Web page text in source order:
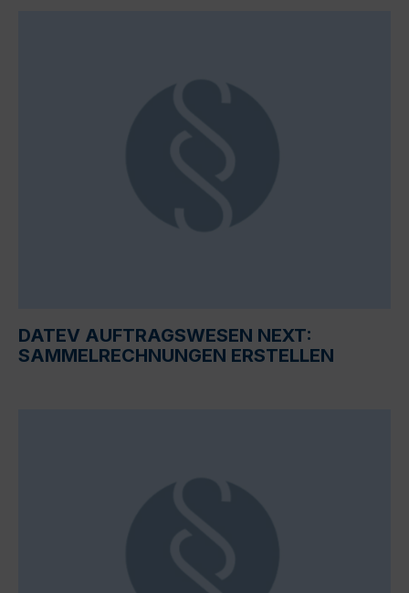
DATEV AUFTRAGSWESEN NEXT:
SAMMELRECHNUNGEN ERSTELLEN